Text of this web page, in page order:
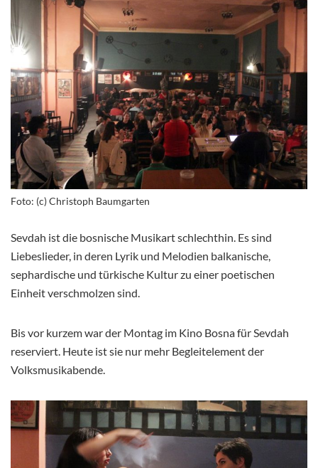
Foto: (c) Christoph Baumgarten
Sevdah ist die bosnische Musikart schlechthin. Es sind
Liebeslieder, in deren Lyrik und Melodien balkanische,
sephardische und türkische Kultur zu einer poetischen
Einheit verschmolzen sind.
Bis vor kurzem war der Montag im Kino Bosna für Sevdah
reserviert. Heute ist sie nur mehr Begleitelement der
Volksmusikabende.